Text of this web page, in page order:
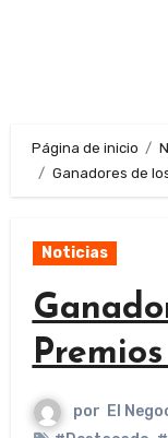
Página de inicio
Ganadores de
Noticias
por El